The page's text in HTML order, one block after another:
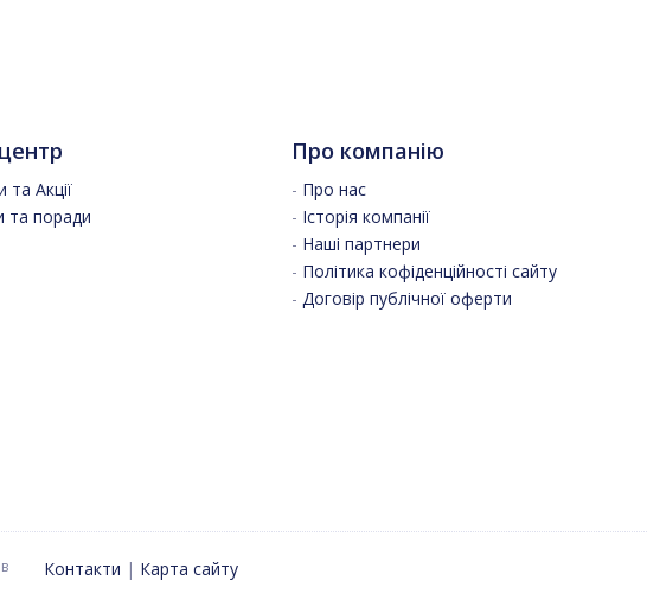
та Акції
та поради
Про компанію
- Про нас
- Історія компанії
- Наші партнери
- Політика кофіденційності сайту
- Договір публічної оферти
Контакти | Карта сайту